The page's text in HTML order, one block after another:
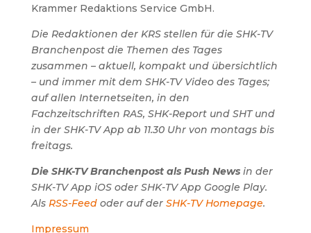
Krammer Redaktions Service GmbH.
Die Redaktionen der KRS stellen für die SHK-TV
Branchenpost die Themen des Tages
zusammen – aktuell, kompakt und übersichtlich
– und immer mit dem SHK-TV Video des Tages;
auf allen Internetseiten, in den
Fachzeitschriften RAS, SHK-Report und SHT und
in der SHK-TV App ab 11.30 Uhr von montags bis
freitags.
Die SHK-TV Branchenpost als Push Newsin der
SHK-TV App iOS oder SHK-TV App Google Play.
Als RSS-Feedoder auf der SHK-TV Homepage.
Impressum